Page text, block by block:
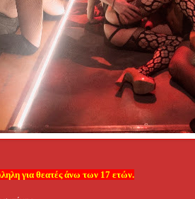
για θεατές άνω των 17 ετών.